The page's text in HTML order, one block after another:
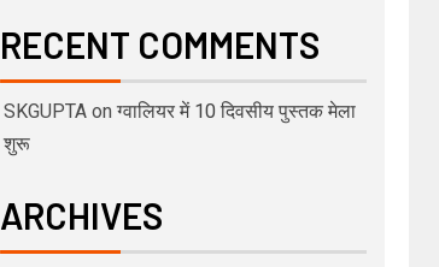
RECENT COMMENTS
SKGUPTAon ग्वालियर में 10 दिवसीय पुस्तक मेला
शुरू
ARCHIVES